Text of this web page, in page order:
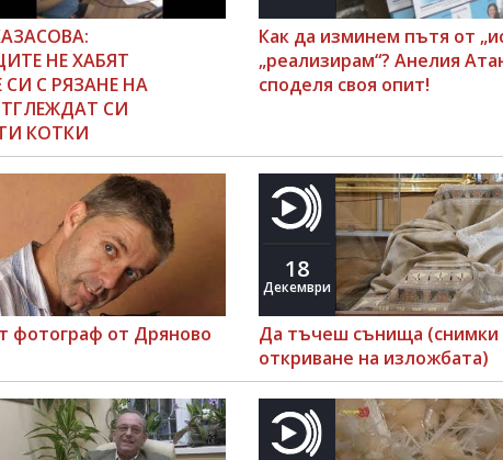
НЕ ХАБЯТ
С РЯЗАНЕ НА
СИ
КОТКИ
Как да изминем пътя от
„реализирам“? Анелия
споделя своя опит!
фотограф от Дряново
18
Декември
Да тъчеш сънища (снимки
откриване на изложбата)